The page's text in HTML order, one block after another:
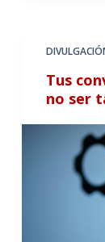
Tus
no ser